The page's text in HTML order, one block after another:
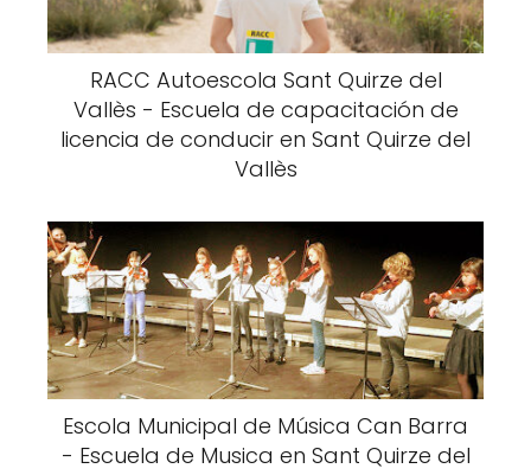
RACC Autoescola Sant Quirze del
Vallès - Escuela de capacitación de
licencia de conducir en Sant Quirze del
Vallès
Escola Municipal de Música Can Barra
- Escuela de Musica en Sant Quirze del